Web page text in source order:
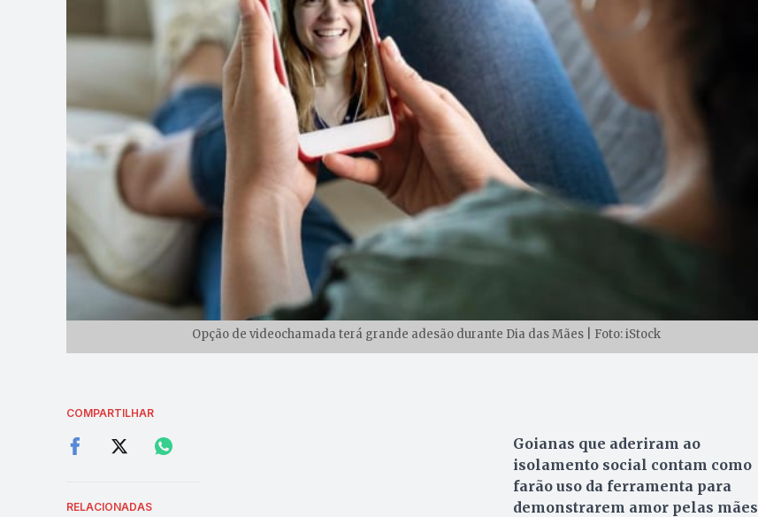
Opção de videochamada terá grande adesão durante Dia das Mães | Foto: iStock
COMPARTILHAR
RELACIONADAS
Goianas que aderiram ao
isolamento social contam como
farão uso da ferramenta para
demonstrarem amor pelas mães